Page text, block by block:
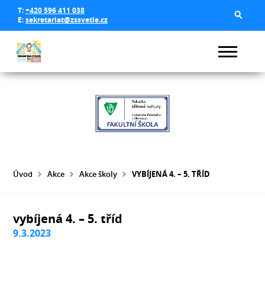
T:+420 596 411 038
E:sekretariat@zssvetle.cz
Úvod Akce Akce školy VYBÍJENÁ 4. – 5. TŘÍD
vybíjená 4. – 5. tříd
9.3.2023